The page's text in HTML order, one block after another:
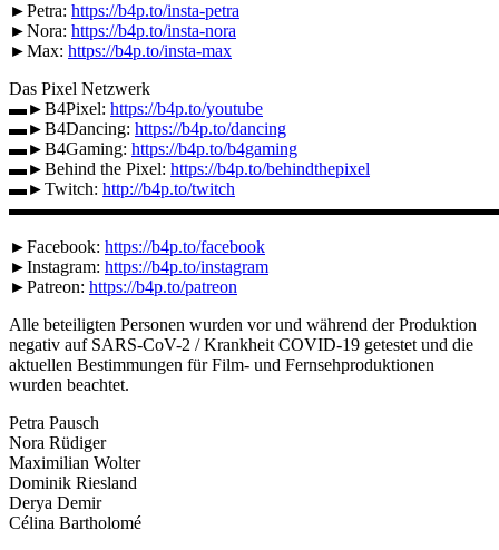
►Petra: https://b4p.to/insta-petra
►Nora: https://b4p.to/insta-nora
►Max: https://b4p.to/insta-max
Das Pixel Netzwerk
▬►B4Pixel: https://b4p.to/youtube
▬►B4Dancing: https://b4p.to/dancing
▬►B4Gaming: https://b4p.to/b4gaming
▬►Behind the Pixel: https://b4p.to/behindthepixel
▬►Twitch: http://b4p.to/twitch
►Facebook: https://b4p.to/facebook
►Instagram: https://b4p.to/instagram
►Patreon: https://b4p.to/patreon
Alle beteiligten Personen wurden vor und während der Produktion
negativ auf SARS-CoV-2 / Krankheit COVID-19 getestet und die
aktuellen Bestimmungen für Film- und Fernsehproduktionen
wurden beachtet.
Petra Pausch
Nora Rüdiger
Maximilian Wolter
Dominik Riesland
Derya Demir
Célina Bartholomé